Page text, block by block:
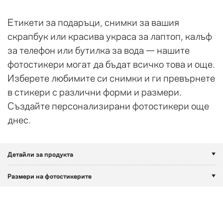
Етикети за подаръци, снимки за вашия
скрапбук или красива украса за лаптоп, калъф
за телефон или бутилка за вода — нашите
фотостикери могат да бъдат всичко това и още.
Изберете любимите си снимки и ги превърнете
в стикери с различни форми и размери.
Създайте персонализирани фотостикери още
днес.
Детайли за продукта
Размери на фотостикерите